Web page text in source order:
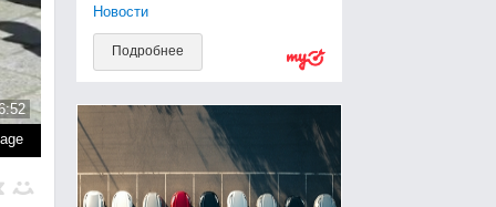
Новости
Подробнее